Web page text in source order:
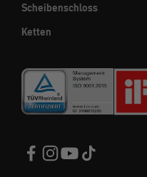
Scheibenschloss
Ketten